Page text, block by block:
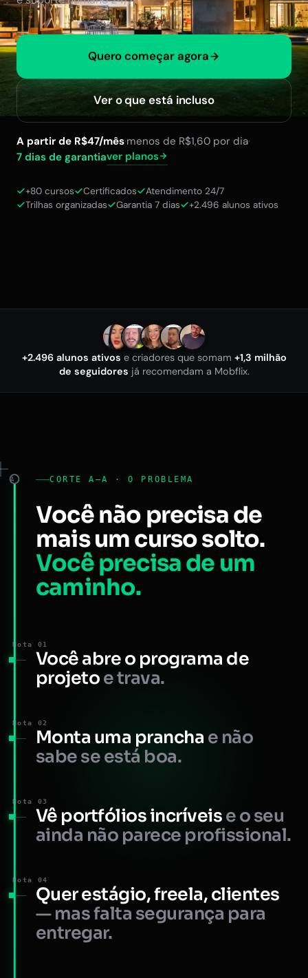
Quero começar agora
Ver o que está incluso
A partir de R$47/mês·menos de R$1,60 por dia·
7 dias de garantiaver planos
+80 cursos Certificados
Atendimento 24/7
Trilhas organizadas
Garantia 7 dias +2.496 alunos ativos
+2.496 alunos ativos e criadores que somam +1,3 milhão
de seguidores já recomendam a Mobflix.
A CORTE A–A · O PROBLEMA
Você não precisa de
mais um curso solto.
Você precisa de um
caminho.
Nota 01
Você abre o programa de
projetoe trava.
Nota 02
Monta uma prancha e não
sabe se está boa.
Nota 03
Vê portfólios incríveise o seu
ainda não parece profissional.
Nota 04
Quer estágio, freela, clientes
— mas falta segurança para
entregar.